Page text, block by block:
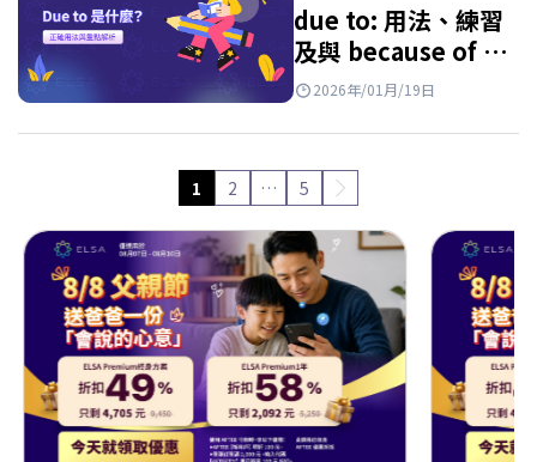
due to: 用法、練習
及與 because of 的
區別
2026年/01月/19日
1 2 … 5